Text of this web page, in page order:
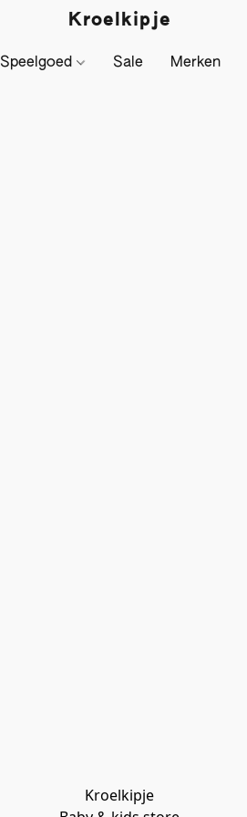
Kroelkipje
Speelgoed Sale Merken
Kroelkipje